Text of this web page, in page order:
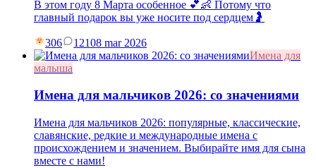
В этом году 8 Марта особенное 💕👶 Потому что
главный подарок вы уже носите под сердцем🤰
306 12108 mar 2026
Имена для
малыша
Имена для мальчиков 2026: со значениями
Имена для мальчиков 2026: популярные, классические,
славянские, редкие и международные имена с
происхождением и значением. Выбирайте имя для сына
вместе с нами!